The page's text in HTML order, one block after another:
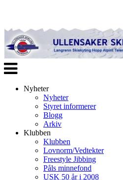
Veksle
navigasjon
Nyheter
Nyheter
Styret informerer
Blogg
Arkiv
Klubben
Klubben
Lovnorm/Vedtekter
Freestyle Jibbing
Påls minnefond
USK 50 år i 2008